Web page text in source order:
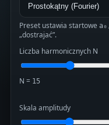
Preset ustawia startowe
„dostrajać”.
Liczba harmonicznych N
N = 15
Skala amplitudy